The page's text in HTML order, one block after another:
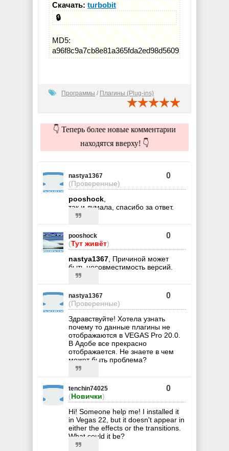
Скачать:turbobit
🔒
MD5:
a96f8c9a7cb8e81a365fda2ed98d5609
Программы / Плагины (Plug-ins)
👇 Теперь более новые комментарии
находятся вверху! 👇
nastya1367
(Проверенные)
0
pooshock
так и думала, спасибо за ответ.
pooshock
(Тут живёт)
0
nastya1367 , Причиной может
быть несовместимость версий.
nastya1367
(Проверенные)
0
Здравствуйте! Хотела узнать
почему то данные плагины не
отображаются в VEGAS Pro 20.0.
В Адобе все прекрасно
отображается. Не знаете в чем
может быть проблема?
tenchin74025
(Новички)
0
Hi! Someone help me! I installed it
in Vegas 22, but it doesn't appear in
either the effects or the transitions.
What could it be?